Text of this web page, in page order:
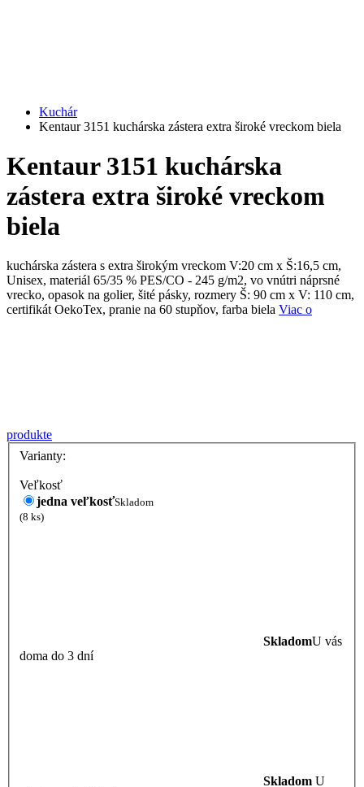
Kuchár
Kentaur 3151 kuchárska zástera extra široké vreckom biela
Kentaur 3151 kuchárska
zástera extra široké vreckom
biela
kuchárska zástera s extra širokým vreckom V:20 cm x Š:16,5 cm,
Unisex, materiál 65/35 % PES/CO - 245 g/m2, vo vnútri náprsné
vrecko, opasok na golier, šité pásky, rozmery Š: 90 cm x V: 110 cm,
certifikát OekoTex, pranie na 60 stupňov, farba biela Viac o
produkte
Varianty:
Veľkosť
jedna veľkosťSkladom
(8 ks)
SkladomU vás
doma do 3 dní
Skladom U